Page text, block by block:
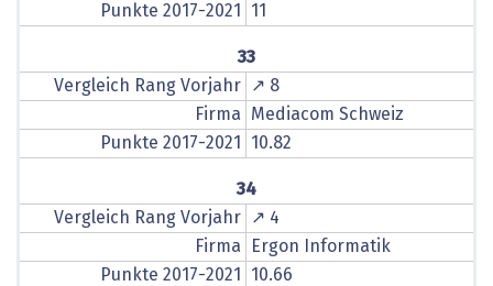
Punkte 2017-2021
11
33
Vergleich Rang Vorjahr
↗ 8
Firma
Mediacom Schweiz
Punkte 2017-2021
10.82
34
Vergleich Rang Vorjahr
↗ 4
Firma
Ergon Informatik
Punkte 2017-2021
10.66